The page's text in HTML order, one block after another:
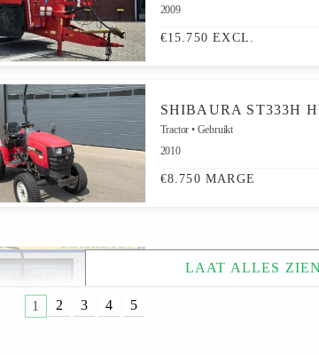
2009
€15.750 EXCL.
SHIBAURA ST333H
Tractor
Gebruikt
2010
€8.750 MARGE
NEW HOLLAND
LAAT ALLES ZIEN
2 3 4 5